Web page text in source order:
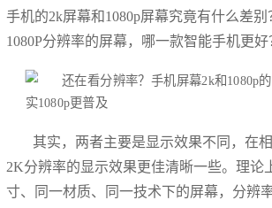
手机的2k屏幕和1080p屏幕究竟有什么差
1080P分辨率的屏幕，哪一款智能手机更好
其实，两者主要是显示效果不同，在
2K分辨率的显示效果更佳清晰一些。理论
寸、同一材质、同一技术下的屏幕，分辨